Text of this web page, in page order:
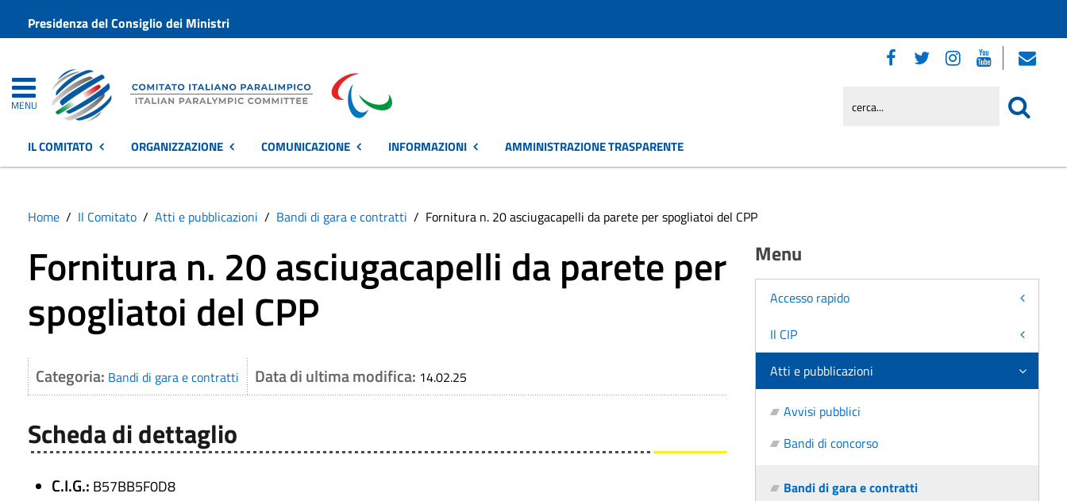
Presidenza del Consiglio dei Ministri
MENU
IL COMITATO ORGANIZZAZIONE COMUNICAZIONE INFORMAZIONI AMMINISTRAZIONE TRASPARENTE
Home Il Comitato Atti e pubblicazioni Bandi di gara e contratti Fornitura n. 20 asciugacapelli da parete per spogliatoi del CPP
Fornitura n. 20 asciugacapelli da parete per
spogliatoi del CPP
Categoria: Bandi di gara e contratti Data di ultima modifica: 14.02.25
Scheda di dettaglio
C.I.G.: B57BB5F0D8
Menu
Accesso rapido
Il CIP
Atti e pubblicazioni
Avvisi pubblici
Bandi di concorso
Bandi di gara e contratti